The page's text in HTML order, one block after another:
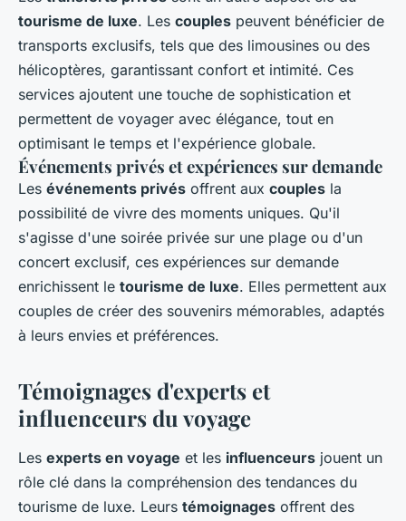
tourisme de luxe. Les couples peuvent bénéficier de
transports exclusifs, tels que des limousines ou des
hélicoptères, garantissant confort et intimité. Ces
services ajoutent une touche de sophistication et
permettent de voyager avec élégance, tout en
optimisant le temps et l'expérience globale.
Événements privés et expériences sur demande
Les événements privés offrent aux couples la
possibilité de vivre des moments uniques. Qu'il
s'agisse d'une soirée privée sur une plage ou d'un
concert exclusif, ces expériences sur demande
enrichissent le tourisme de luxe. Elles permettent aux
couples de créer des souvenirs mémorables, adaptés
à leurs envies et préférences.
Témoignages d'experts et
influenceurs du voyage
Les experts en voyage et les influenceurs jouent un
rôle clé dans la compréhension des tendances du
tourisme de luxe. Leurs témoignages offrent des